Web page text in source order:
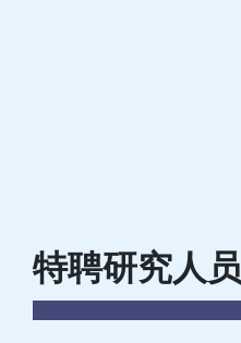
特聘研究人员